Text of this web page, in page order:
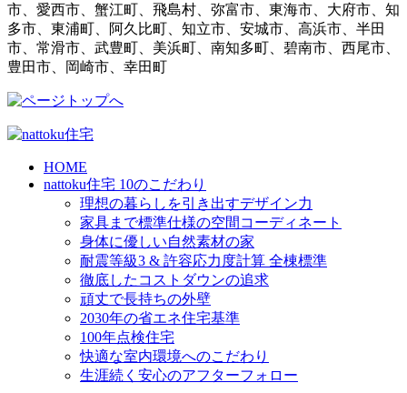
市、愛西市、蟹江町、飛島村、弥富市、東海市、大府市、知
多市、東浦町、阿久比町、知立市、安城市、高浜市、半田
市、常滑市、武豊町、美浜町、南知多町、碧南市、西尾市、
豊田市、岡崎市、幸田町
HOME
nattoku住宅 10のこだわり
理想の暮らしを引き出すデザイン力
家具まで標準仕様の空間コーディネート
身体に優しい自然素材の家
耐震等級3 & 許容応力度計算 全棟標準
徹底したコストダウンの追求
頑丈で長持ちの外壁
2030年の省エネ住宅基準
100年点検住宅
快適な室内環境へのこだわり
生涯続く安心のアフターフォロー